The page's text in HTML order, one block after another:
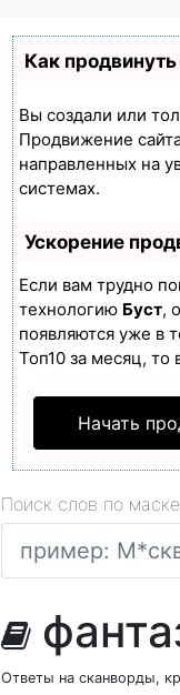
Как
Вы создали или
Продвижение
направленных на
системах.
Ускорение
Если вам трудно
технологию Буст,
появляются уже в
Топ10 за месяц, то
Начать
Поиск слов по маске
Ответы на сканворды,